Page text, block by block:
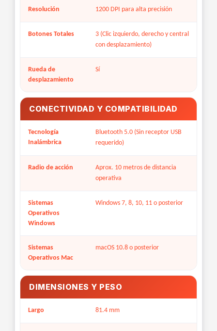
Resolución 1200 DPI para alta precisión
Botones Totales
3 (Clic izquierdo, derecho y central
con desplazamiento)
Rueda de
desplazamiento
Sí
CONECTIVIDAD Y COMPATIBILIDAD
Tecnología
Inalámbrica
Bluetooth 5.0 (Sin receptor USB
requerido)
Radio de acción
Aprox. 10 metros de distancia
operativa
Sistemas
Operativos
Windows
Windows 7, 8, 10, 11 o posterior
Sistemas
Operativos Mac
macOS 10.8 o posterior
DIMENSIONES Y PESO
Largo 81.4 mm